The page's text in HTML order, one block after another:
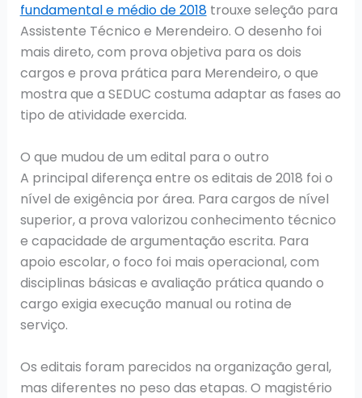
fundamental e médio de 2018trouxe seleção para
Assistente Técnico e Merendeiro. O desenho foi
mais direto, com prova objetiva para os dois
cargos e prova prática para Merendeiro, o que
mostra que a SEDUC costuma adaptar as fases ao
tipo de atividade exercida.
O que mudou de um edital para o outro
A principal diferença entre os editais de 2018 foi o
nível de exigência por área. Para cargos de nível
superior, a prova valorizou conhecimento técnico
e capacidade de argumentação escrita. Para
apoio escolar, o foco foi mais operacional, com
disciplinas básicas e avaliação prática quando o
cargo exigia execução manual ou rotina de
serviço.
Os editais foram parecidos na organização geral,
mas diferentes no peso das etapas. O magistério